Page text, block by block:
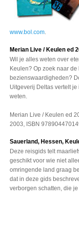
www.bol.com.
Merian Live / Keulen ed
Wil je alles weten over
Keulen? Op zoek naar
bezienswaardigheden?
Uitgeverij Deltas vertelt
weten.
Merian Live / Keulen ed
2003, ISBN
Sauerland, Hessen,
Deze reisgids telt
geschikt voor wie niet
omringende land graag
dat in deze gids
verborgen schatten, die je